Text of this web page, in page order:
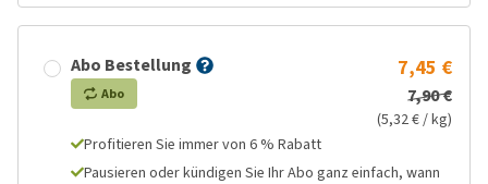
Abo Bestellung
Abo
7,45 €
7,90 €
(5,32 € / kg)
Profitieren Sie immer von 6 % Rabatt
Pausieren oder kündigen Sie Ihr Abo ganz einfach, wann